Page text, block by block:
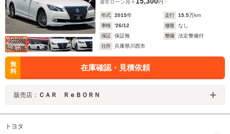
通常ローン 月々 円
年式 2015年 走行 15.5万km
車検
'26/12 修復
なし
保証
保証無 整備
法定整備付
住所
兵庫県川西市
無
料
在庫確認・見積依頼
販売店： ＣＡＲ ＲｅＢＯＲＮ
トヨタ